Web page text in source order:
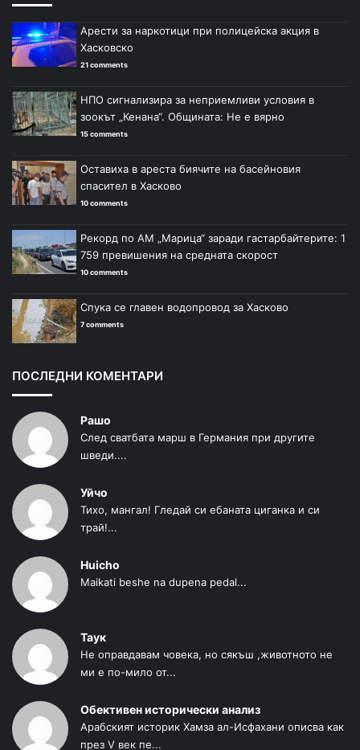
Арести за наркотици при полицейска акция в
Хасковско
21 comments
НПО сигнализира за неприемливи условия в
зоокът „Кенана“. Общината: Не е вярно
15 comments
Оставиха в ареста биячите на басейновия
спасител в Хасково
10 comments
Рекорд по АМ „Марица“ заради гастарбайтерите: 1
759 превишения на средната скорост
10 comments
Спука се главен водопровод за Хасково
7 comments
ПОСЛЕДНИ КОМЕНТАРИ
Рашо
След сватбата марш в Германия при другите
шведи....
Уйчо
Тихо, мангал! Гледай си ебаната циганка и си
трай!...
Huicho
Maikati beshe na dupena pedal...
Таук
Не оправдавам човека, но сякъш ,животното не
ми е по-мило от...
Обективен исторически анализ
Арабският историк Хамза ал-Исфахани описва как
през V век пе...